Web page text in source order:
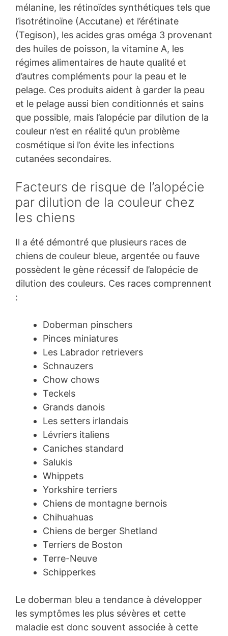
mélanine, les rétinoïdes synthétiques tels que
l’isotrétinoïne (Accutane) et l’érétinate
(Tegison), les acides gras oméga 3 provenant
des huiles de poisson, la vitamine A, les
régimes alimentaires de haute qualité et
d’autres compléments pour la peau et le
pelage. Ces produits aident à garder la peau
et le pelage aussi bien conditionnés et sains
que possible, mais l’alopécie par dilution de la
couleur n’est en réalité qu’un problème
cosmétique si l’on évite les infections
cutanées secondaires.
Facteurs de risque de l’alopécie
par dilution de la couleur chez
les chiens
Il a été démontré que plusieurs races de
chiens de couleur bleue, argentée ou fauve
possèdent le gène récessif de l’alopécie de
dilution des couleurs. Ces races comprennent
:
Doberman pinschers
Pinces miniatures
Les Labrador retrievers
Schnauzers
Chow chows
Teckels
Grands danois
Les setters irlandais
Lévriers italiens
Caniches standard
Salukis
Whippets
Yorkshire terriers
Chiens de montagne bernois
Chihuahuas
Chiens de berger Shetland
Terriers de Boston
Terre-Neuve
Schipperkes
Le doberman bleu a tendance à développer
les symptômes les plus sévères et cette
maladie est donc souvent associée à cette